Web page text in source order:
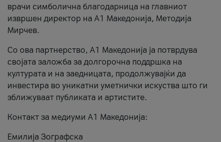
врачи симболична благодарница на главниот
извршен директор на A1 Македонија, Методија
Мирчев.
Со ова партнерство, A1 Македонија ја потврдува
својата заложба за долгорочна поддршка на
културата и на заедницата, продолжувајќи да
инвестира во уникатни уметнички искуства што ги
зближуваат публиката и артистите.
Контакт за медиуми А1 Македонија:
Емилија Зографска